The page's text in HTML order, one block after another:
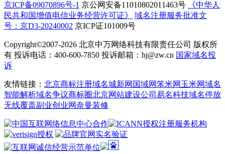
京ICP备09070896号-1 京公网安备11010802011463号
《中华人
民共和国增值电信业务经营许可证》
域名注册服务批准文
号：京D3-20240002 京ICP证101009号
Copyright©2007-2026 北京中万网络科技有限责任公司 版权所
有 投诉电话：400-600-7850 投诉邮箱：hj@zw.cn 国家域名投
诉
友情链接： 北京商标注册域名城新网 国域网笨米网 玉米网域名
智能解析域名争议商标圈北京网站建设公司 易名科技域名停放
无线覆盖副业创业网奈曼装修